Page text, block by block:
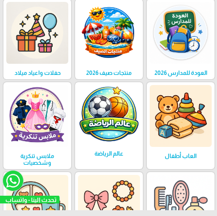
العودة للمدارس 2026 منتجات صيف 2026 حفلات واعياد ميلاد
العاب أطفال عالم الرياضة
ملابس تنكرية
وشخصيات